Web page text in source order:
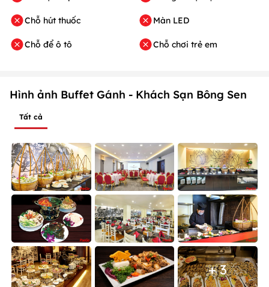
Chỗ hút thuốc
Chỗ để ô tô
Màn LED
Chỗ chơi trẻ em
Hình ảnh Buffet Gánh - Khách Sạn Bông Sen
Tất cả
+ 3